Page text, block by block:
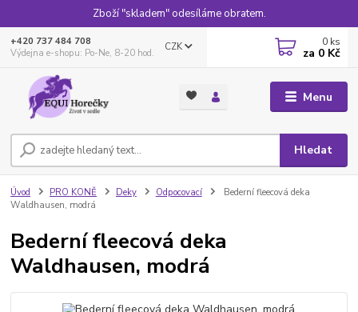
Zboží "skladem" odesíláme obratem.
Menu
CZK
Hledat
+420 737 484 708
Výdejna e-shopu: Po-Ne, 8-20 hod.
0 ks
za 0 Kč
Úvod PRO KONĚ Deky Odpocovací
Bederní fleecová deka
Waldhausen, modrá
Bederní fleecová deka
Waldhausen, modrá